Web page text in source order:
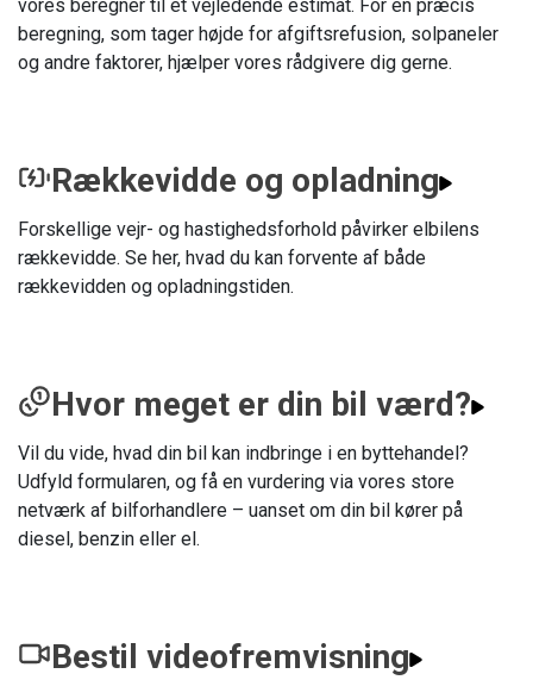
vores beregner til et vejledende estimat. For en præcis
beregning, som tager højde for afgiftsrefusion, solpaneler
og andre faktorer, hjælper vores rådgivere dig gerne.
Rækkevidde og opladning
Forskellige vejr- og hastighedsforhold påvirker elbilens
rækkevidde. Se her, hvad du kan forvente af både
rækkevidden og opladningstiden.
Hvor meget er din bil værd?
Vil du vide, hvad din bil kan indbringe i en byttehandel?
Udfyld formularen, og få en vurdering via vores store
netværk af bilforhandlere – uanset om din bil kører på
diesel, benzin eller el.
Bestil videofremvisning